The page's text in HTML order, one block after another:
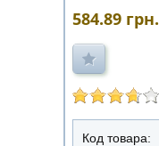
584.89 грн.
Код товара: